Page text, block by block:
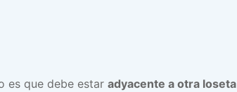
es que debe estar adyacente a otra loseta